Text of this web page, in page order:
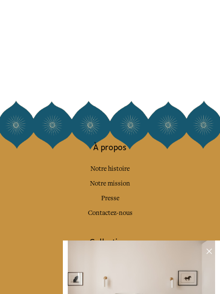
À propos
Notre histoire
Notre mission
Presse
Contactez-nous
Collections
Linge de table